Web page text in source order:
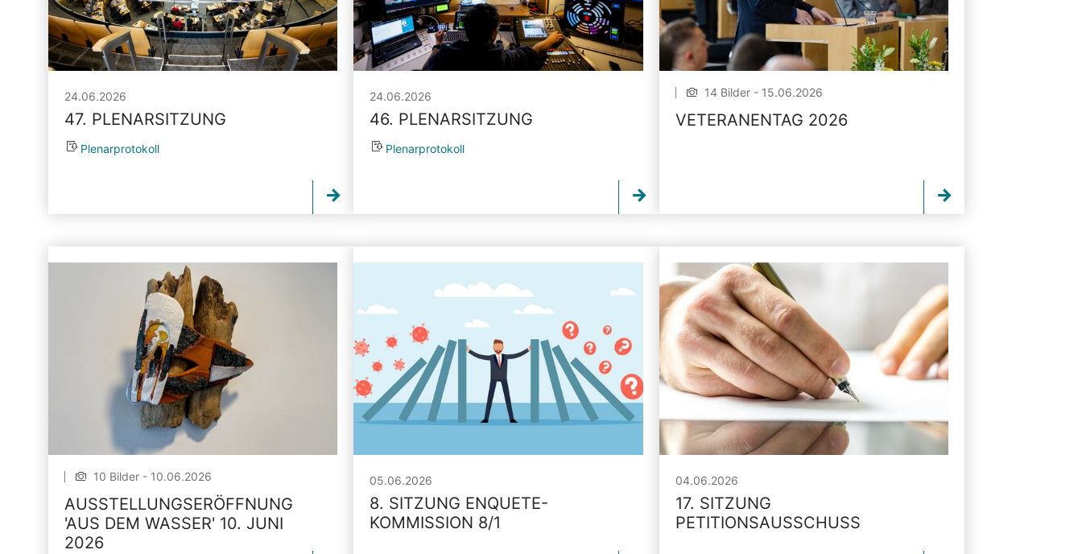
24.06.2026
47. PLENARSITZUNG
Plenarprotokoll
24.06.2026
46. PLENARSITZUNG
Plenarprotokoll
14 Bilder - 15.06.2026
VETERANENTAG 2026
10 Bilder - 10.06.2026
AUSSTELLUNGSERÖFFNUNG
'AUS DEM WASSER' 10. JUNI
2026
05.06.2026
8. SITZUNG ENQUETE-
KOMMISSION 8/1
04.06.2026
17. SITZUNG
PETITIONSAUSSCHUSS